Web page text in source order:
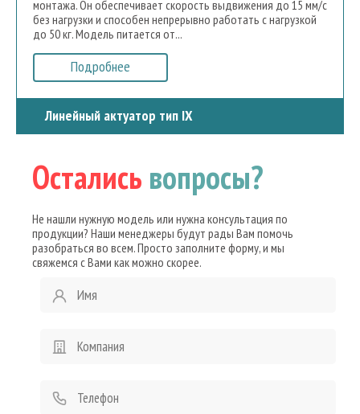
монтажа. Он обеспечивает скорость выдвижения до 15 мм/с
без нагрузки и способен непрерывно работать с нагрузкой
до 50 кг. Модель питается от...
Подробнее
Линейный актуатор тип IX
Остались вопросы?
Не нашли нужную модель или нужна консультация по
продукции? Наши менеджеры будут рады Вам помочь
разобраться во всем. Просто заполните форму, и мы
свяжемся с Вами как можно скорее.